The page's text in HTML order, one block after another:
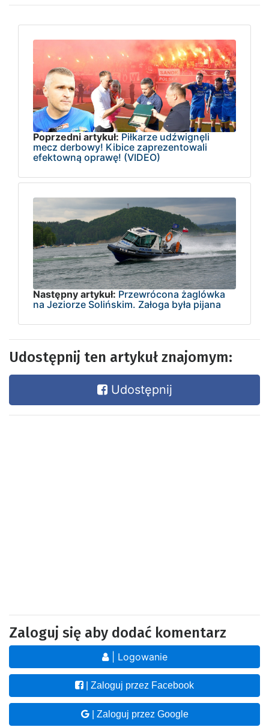
Poprzedni artykuł: Piłkarze udźwignęli
mecz derbowy! Kibice zaprezentowali
efektowną oprawę! (VIDEO)
Następny artykuł: Przewrócona żaglówka
na Jeziorze Solińskim. Załoga była pijana
Udostępnij ten artykuł znajomym:
Udostępnij
Zaloguj się aby dodać komentarz
| Logowanie
| Zaloguj przez Facebook
| Zaloguj przez Google